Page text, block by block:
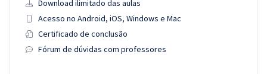
Download ilimitado das aulas
Acesso no Android, iOS, Windows e Mac
Certificado de conclusão
Fórum de dúvidas com professores